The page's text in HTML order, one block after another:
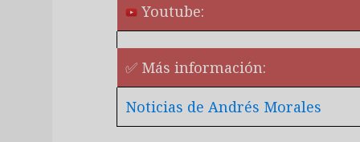
Youtube:
✅ Más información:
Noticias de Andrés Morales